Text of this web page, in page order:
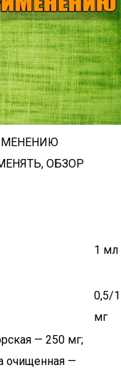
ОБЗОР
1 мл
0,5/1
мг
— 250 мг;
очищенная —